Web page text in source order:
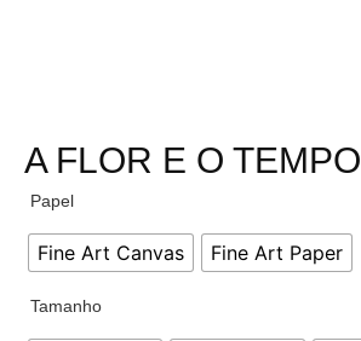
A FLOR E O TEMPO
Papel
Fine Art Canvas Fine Art Paper
Tamanho